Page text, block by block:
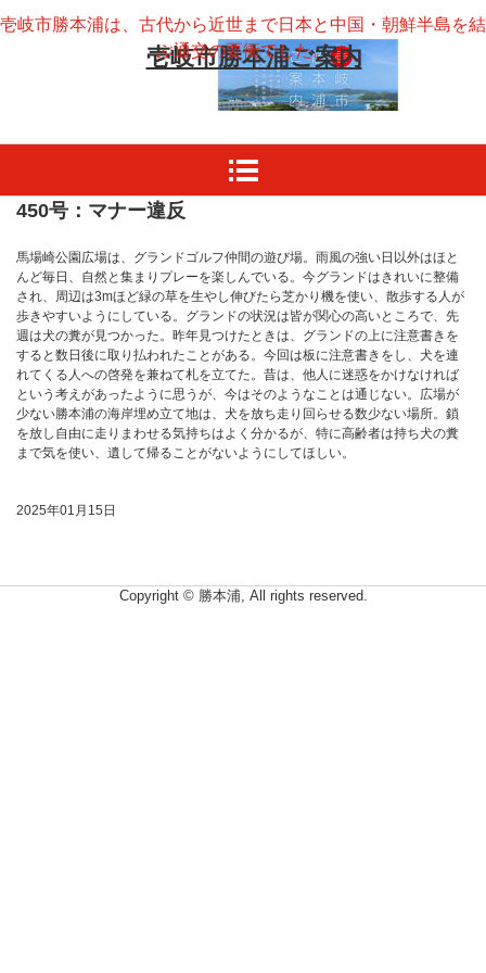
壱岐市勝本浦ご案内
壱岐市勝本浦は、古代から近世まで日本と中国・朝鮮半島を結
ぶ通交の要衝でした。
450号：マナー違反
馬場崎公園広場は、グランドゴルフ仲間の遊び場。雨風の強い日以外はほと
んど毎日、自然と集まりプレーを楽しんでいる。今グランドはきれいに整備
され、周辺は3mほど緑の草を生やし伸びたら芝かり機を使い、散歩する人が
歩きやすいようにしている。グランドの状況は皆が関心の高いところで、先
週は犬の糞が見つかった。昨年見つけたときは、グランドの上に注意書きを
すると数日後に取り払われたことがある。今回は板に注意書きをし、犬を連
れてくる人への啓発を兼ねて札を立てた。昔は、他人に迷惑をかけなければ
という考えがあったように思うが、今はそのようなことは通じない。広場が
少ない勝本浦の海岸埋め立て地は、犬を放ち走り回らせる数少ない場所。鎖
を放し自由に走りまわせる気持ちはよく分かるが、特に高齢者は持ち犬の糞
まで気を使い、遺して帰ることがないようにしてほしい。
2025年01月15日
Copyright © 勝本浦, All rights reserved.